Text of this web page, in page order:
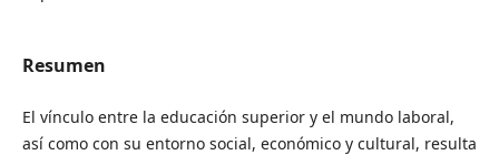
Resumen
El vínculo entre la educación superior y el mundo laboral,
así como con su entorno social, económico y cultural, resulta